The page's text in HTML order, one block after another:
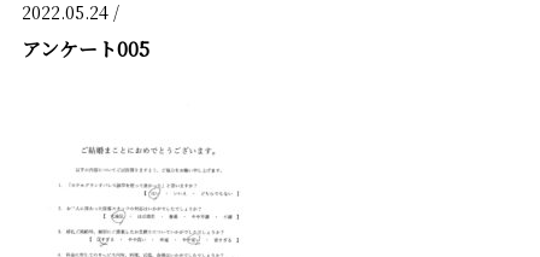
2022.05.24 /
アンケート005